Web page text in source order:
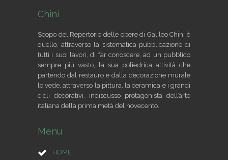
Chini
Scopo del Repertorio delle opere di Galileo Chini è
quello, attraverso la sistematica pubblicazione di
tutti i suoi lavori, di far conoscere, ad un pubblico
sempre più vasto, la sua poliedrica attività che
partendo dal restauro e dalla decorazione murale
lo vede, attraverso la pittura, la ceramica e i grandi
cicli decorativi, indiscusso protagonista dell’arte
italiana della prima metà del novecento.
Menu
HOME